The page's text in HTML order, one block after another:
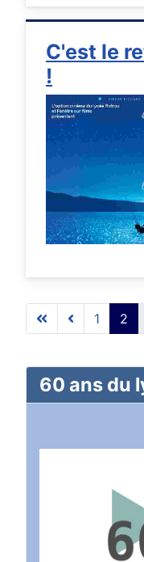
C'est le
!
1 2
60 ans du